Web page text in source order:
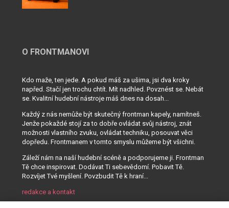
O FRONTMANOVI
Kdo maže, ten jede. A pokud máš za ušima, jsi dva kroky
napřed. Stačí jen trochu chtít. Mít nadhled. Povznést se. Nebát
se. Kvalitní hudební nástroje máš dnes na dosah...
Každý z nás nemůže být skutečný frontman kapely, namítneš.
Jenže pokaždé stojí za to dobře ovládat svůj nástroj, znát
možnosti vlastního zvuku, ovládat techniku, posouvat věci
dopředu. Frontmanem v tomto smyslu můžeme být všichni.
Záleží nám na naší hudební scéně a podporujeme ji. Frontman
Tě chce inspirovat. Dodávat Ti sebevědomí. Pobavit Tě.
Rozvíjet Tvé myšlení. Povzbudit Tě k hraní...
redakce a kontakt